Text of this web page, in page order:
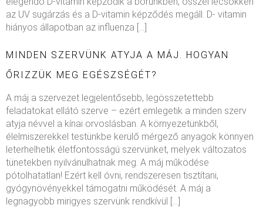
az UV sugárzás és a D-vitamin képződés megáll. D- vitamin
hiányos állapotban az influenza […]
MINDEN SZERVÜNK ATYJA A MÁJ. HOGYAN
ŐRIZZÜK MEG EGÉSZSÉGÉT?
A máj a szervezet legjelentősebb, legösszetettebb
feladatokat ellátó szerve – ezért emlegetik a minden szerv
atyja névvel a kínai orvoslásban. A környezetünkből,
élelmiszerekkel testünkbe kerülő mérgező anyagok könnyen
leterhelhetik életfontosságú szervünket, melyek változatos
tünetekben nyilvánulhatnak meg. A máj működése
pótolhatatlan! Ezért kell óvni, rendszeresen tisztítani,
gyógynövényekkel támogatni működését. A máj a
legnagyobb mirigyes szervünk rendkívül […]